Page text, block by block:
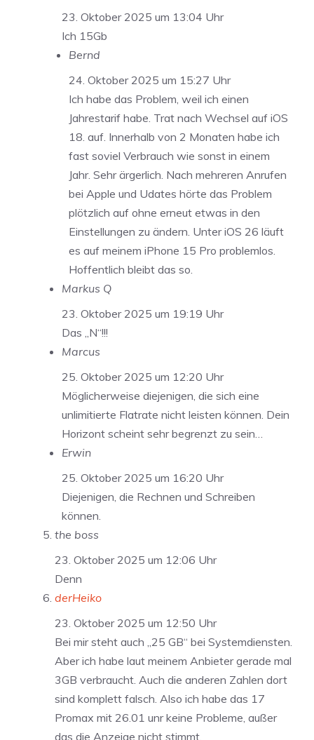
23. Oktober 2025 um 13:04 Uhr
Ich 15Gb
Bernd
24. Oktober 2025 um 15:27 Uhr
Ich habe das Problem, weil ich einen
Jahrestarif habe. Trat nach Wechsel auf iOS
18. auf. Innerhalb von 2 Monaten habe ich
fast soviel Verbrauch wie sonst in einem
Jahr. Sehr ärgerlich. Nach mehreren Anrufen
bei Apple und Udates hörte das Problem
plötzlich auf ohne erneut etwas in den
Einstellungen zu ändern. Unter iOS 26 läuft
es auf meinem iPhone 15 Pro problemlos.
Hoffentlich bleibt das so.
Markus Q
23. Oktober 2025 um 19:19 Uhr
Das „N“!!!
Marcus
25. Oktober 2025 um 12:20 Uhr
Möglicherweise diejenigen, die sich eine
unlimitierte Flatrate nicht leisten können. Dein
Horizont scheint sehr begrenzt zu sein…
Erwin
25. Oktober 2025 um 16:20 Uhr
Diejenigen, die Rechnen und Schreiben
können.
the boss
23. Oktober 2025 um 12:06 Uhr
Denn
derHeiko
23. Oktober 2025 um 12:50 Uhr
Bei mir steht auch „25 GB“ bei Systemdiensten.
Aber ich habe laut meinem Anbieter gerade mal
3GB verbraucht. Auch die anderen Zahlen dort
sind komplett falsch. Also ich habe das 17
Promax mit 26.01 unr keine Probleme, außer
das die Anzeige nicht stimmt.